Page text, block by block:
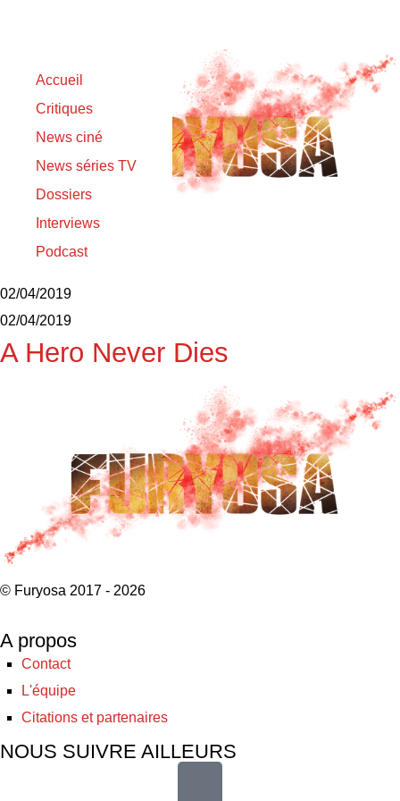
Accueil
Critiques
News ciné
News séries TV
Dossiers
Interviews
Podcast
真心英雄
02/04/2019
02/04/2019
A Hero Never Dies
© Furyosa 2017 - 2026
A propos
Contact
L'équipe
Citations et partenaires
NOUS SUIVRE AILLEURS